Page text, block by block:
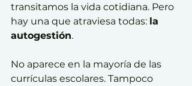
transitamos la vida cotidiana. Pero
hay una que atraviesa todas: la
autogestión.
No aparece en la mayoría de las
currículas escolares. Tampoco